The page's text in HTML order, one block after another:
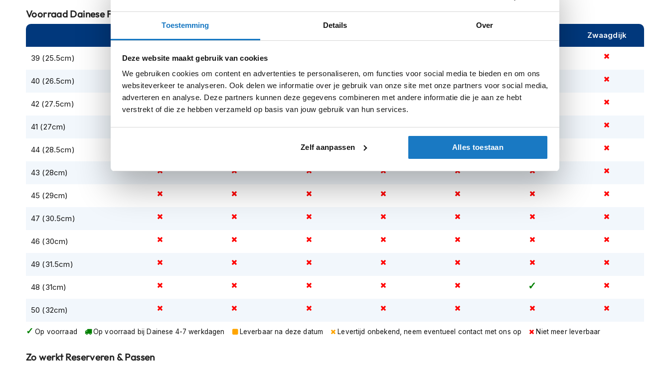
Toestemming Details Over
Deze website maakt gebruik van cookies
We gebruiken cookies om content en advertenties te personaliseren, om functies voor social media te bieden en om ons
websiteverkeer te analyseren. Ook delen we informatie over je gebruik van onze site met onze partners voor social media,
adverteren en analyse. Deze partners kunnen deze gegevens combineren met andere informatie die je aan ze hebt
verstrekt of die ze hebben verzameld op basis van jouw gebruik van hun services.
Zelf aanpassen Alles toestaan
Pinlocks
Tear-
Crossbrillen
houder
kapstok
Motorkleding
Heren
motorjassen
motorjassen
Waterdichte
Leren
motorjassen
Voorraad Dainese Freeland Gore-Tex Boots Black 001
Zwaagdijk
39 (25.5cm)
40 (26.5cm)
42 (27.5cm)
41 (27cm)
44 (28.5cm)
43 (28cm)
45 (29cm)
47 (30.5cm)
46 (30cm)
49 (31.5cm)
48 (31cm)
50 (32cm)
Op voorraad Op voorraad bij Dainese 4-7 werkdagen Leverbaar na deze datum Levertijd onbekend, neem eventueel contact met ons op Niet meer leverbaar
Zo werkt Reserveren & Passen